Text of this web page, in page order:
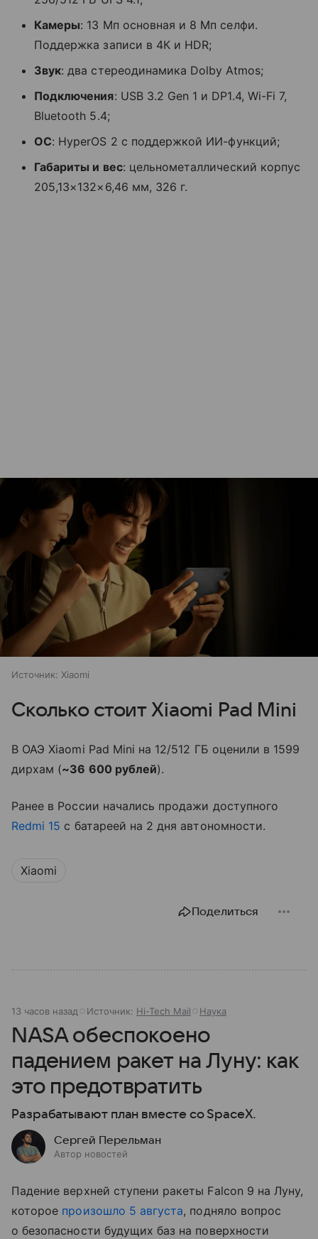
Камеры: 13 Мп основная и 8 Мп селфи.
Поддержка записи в 4К и HDR;
Звук: два стереодинамика Dolby Atmos;
Подключения: USB 3.2 Gen 1 и DP1.4, Wi-Fi 7,
Bluetooth 5.4;
ОС: HyperOS 2 с поддержкой ИИ-функций;
Габариты и вес: цельнометаллический корпус
205,13×132×6,46 мм, 326 г.
Источник: Xiaomi
Сколько стоит Xiaomi Pad Mini
В ОАЭ Xiaomi Pad Mini на 12/512 ГБ оценили в 1599
дирхам (~36 600 рублей).
Ранее в России начались продажи доступного
Redmi 15 с батареей на 2 дня автономности.
Xiaomi
Поделиться
13 часов назад Источник: Hi-Tech Mail Наука
NASA обеспокоено
падением ракет на Луну: как
это предотвратить
Разрабатывают план вместе со SpaceX.
Сергей Перельман
Автор новостей
Падение верхней ступени ракеты Falcon 9 на Луну,
которое произошло 5 августа, подняло вопрос
о безопасности будущих баз на поверхности